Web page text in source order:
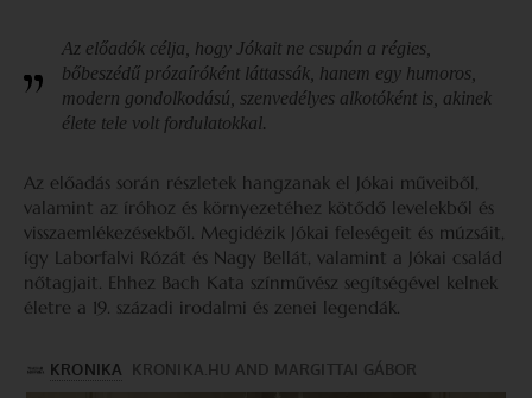
Az előadók célja, hogy Jókait ne csupán a régies,
bőbeszédű prózaíróként láttassák, hanem egy humoros,
modern gondolkodású, szenvedélyes alkotóként is, akinek
élete tele volt fordulatokkal.
Az előadás során részletek hangzanak el Jókai műveiből,
valamint az íróhoz és környezetéhez kötődő levelekből és
visszaemlékezésekből. Megidézik Jókai feleségeit és múzsáit,
így Laborfalvi Rózát és Nagy Bellát, valamint a Jókai család
nőtagjait. Ehhez Bach Kata színművész segítségével kelnek
életre a 19. századi irodalmi és zenei legendák.